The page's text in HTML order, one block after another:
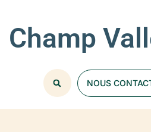
Champ
NOUS